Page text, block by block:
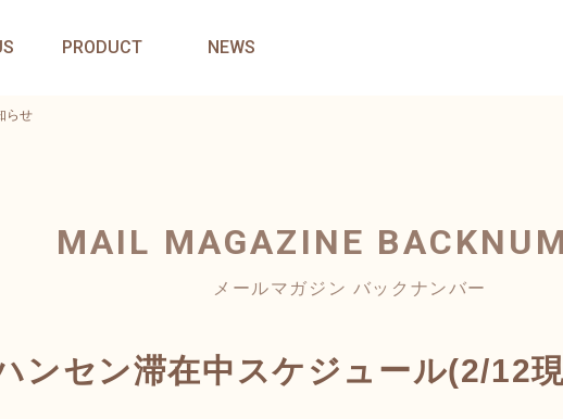
PRODUCT NEWS
らせ
MAIL MAGAZINE
メールマガジン バックナンバー
ンセン滞在中スケジュール(2/12